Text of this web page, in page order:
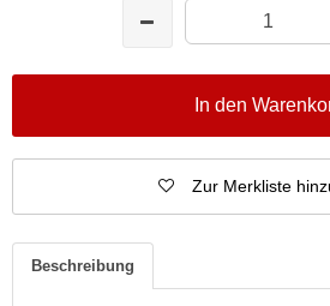
In den
Zur Merkliste
Beschreibung